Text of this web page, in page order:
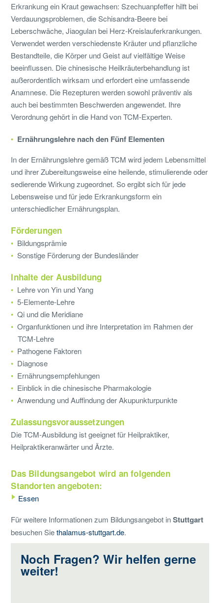
Erkrankung ein Kraut gewachsen: Szechuanpfeffer hilft bei
Verdauungsproblemen, die Schisandra-Beere bei
Leberschwäche, Jiaogulan bei Herz-Kreislauferkrankungen.
Verwendet werden verschiedenste Kräuter und pflanzliche
Bestandteile, die Körper und Geist auf vielfältige Weise
beeinflussen. Die chinesische Heilkräuterbehandlung ist
außerordentlich wirksam und erfordert eine umfassende
Anamnese. Die Rezepturen werden sowohl präventiv als
auch bei bestimmten Beschwerden angewendet. Ihre
Verordnung gehört in die Hand von TCM-Experten.
Ernährungslehre nach den Fünf Elementen
In der Ernährungslehre gemäß TCM wird jedem Lebensmittel
und ihrer Zubereitungsweise eine heilende, stimulierende oder
sedierende Wirkung zugeordnet. So ergibt sich für jede
Lebensweise und für jede Erkrankungsform ein
unterschiedlicher Ernährungsplan.
Förderungen
Bildungsprämie
Sonstige Förderung der Bundesländer
Inhalte der Ausbildung
Lehre von Yin und Yang
5-Elemente-Lehre
Qi und die Meridiane
Organfunktionen und ihre Interpretation im Rahmen der
TCM-Lehre
Pathogene Faktoren
Diagnose
Ernährungsempfehlungen
Einblick in die chinesische Pharmakologie
Anwendung und Auffindung der Akupunkturpunkte
Zulassungsvoraussetzungen
Die TCM-Ausbildung ist geeignet für Heilpraktiker,
Heilpraktikeranwärter und Ärzte.
Das Bildungsangebot wird an folgenden
Standorten angeboten:
Essen
Für weitere Informationen zum Bildungsangebot inStuttgart
besuchen Siethalamus-stuttgart.de.
Noch Fragen? Wir helfen gerne
weiter!